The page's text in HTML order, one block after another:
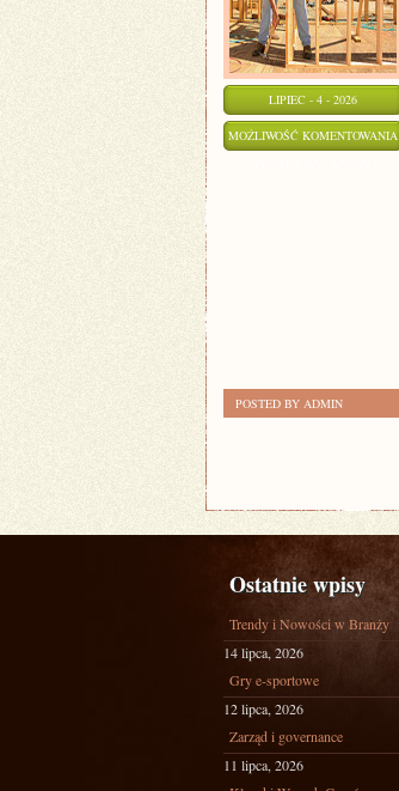
LIPIEC - 4 - 2026
MOŻLIWOŚĆ KOMENTOWANIA
POSTED BY ADMIN
Ostatnie wpisy
Trendy i Nowości w Branży
14 lipca, 2026
Gry e-sportowe
12 lipca, 2026
Zarząd i governance
11 lipca, 2026